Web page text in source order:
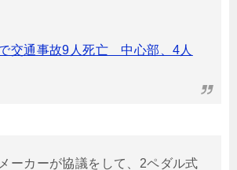
交通事故9人死亡 中心部、4人
ーカーが協議をして、2ペダル式